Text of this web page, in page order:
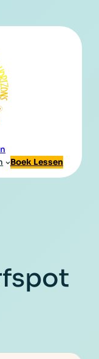
Boek Lessen